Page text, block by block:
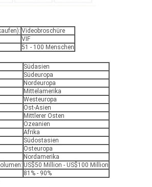
Videobroschüre
VIF
51 - 100 Menschen
Südasien
Südeuropa
Nordeuropa
Mittelamerika
Westeuropa
Ost-Asien
Mittlerer Osten
Ozeanien
Afrika
Südostasien
Osteuropa
Nordamerika
US$50 Million - US$100 Million
81% - 90%